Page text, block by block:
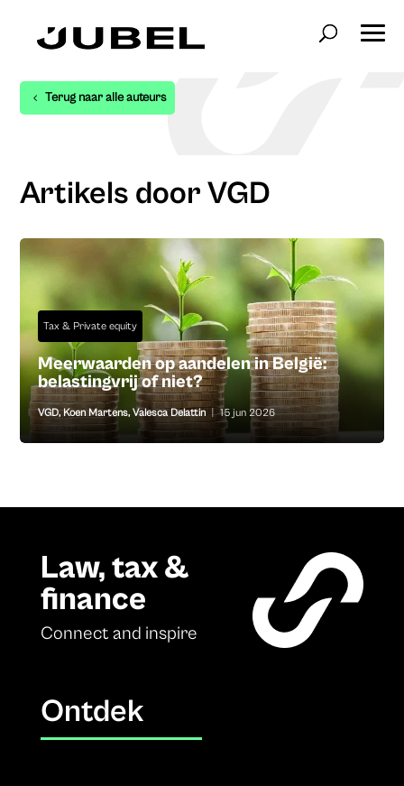
Terug naar alle auteurs
Artikels door VGD
Tax & Private equity
Meerwaarden op aandelen in België:
belastingvrij of niet?
VGD,Koen Martens,Valesca Delattin | 15 jun 2026
Law, tax &
finance
Connect and inspire
Ontdek